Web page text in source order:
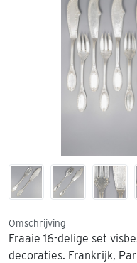
Omschrijving
Fraaie 16-delige set
decoraties. Frankrijk,